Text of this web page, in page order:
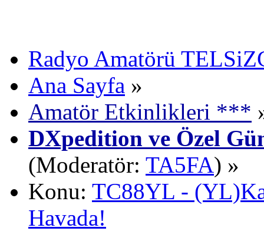
Radyo Amatörü
Ana Sayfa »
Amatör Etkinlikleri ***
DXpedition ve Özel
(Moderatör: TA5FA) »
Konu: TC88YL -
Havada!